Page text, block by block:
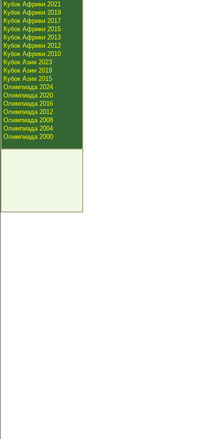
Кубок Африки 2021
Кубок Африки 2019
Кубок Африки 2017
Кубок Африки 2015
Кубок Африки 2013
Кубок Африки 2012
Кубок Африки 2010
Кубок Азии 2023
Кубок Азии 2019
Кубок Азии 2015
Олимпиада 2024
Олимпиада 2020
Олимпиада 2016
Олимпиада 2012
Олимпиада 2008
Олимпиада 2004
Олимпиада 2000